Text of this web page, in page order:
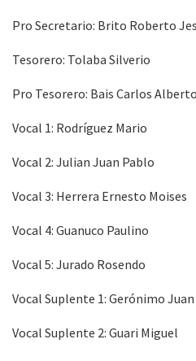
Pro Secretario: Brito Roberto
Tesorero: Tolaba Silverio
Pro Tesorero: Bais Carlos Alberto
Vocal 1: Rodríguez Mario
Vocal 2: Julian Juan Pablo
Vocal 3: Herrera Ernesto Moises
Vocal 4: Guanuco Paulino
Vocal 5: Jurado Rosendo
Vocal Suplente 1: Gerónimo
Vocal Suplente 2: Guari Miguel